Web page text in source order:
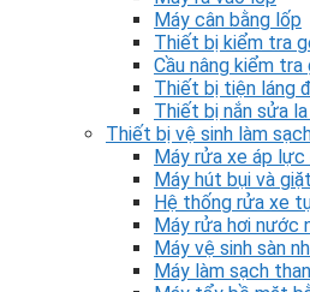
Máy cân bằng lốp
Thiết bị kiểm tra
Cầu nâng kiểm tra
Thiết bị tiện láng
Thiết bị nắn sửa
Thiết bị vệ sinh làm
Máy rửa xe áp lực
Máy hút bụi và
Hệ thống rửa xe
Máy rửa hơi nước
Máy vệ sinh sàn
Máy làm sạch